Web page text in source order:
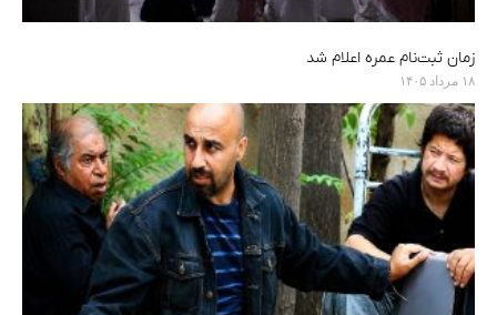
زمان ثبت‌نام عمره اعلام شد
۱۸ مرداد ۱۴۰۵